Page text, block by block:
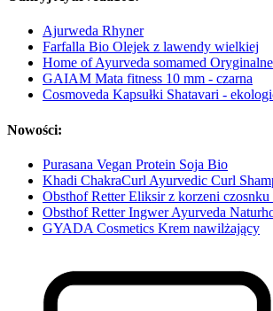
Ajurweda Rhyner
Farfalla Bio Olejek z lawendy wielkiej
Home of Ayurveda somamed
GAIAM Mata fitness 10 mm - czarna
Cosmoveda Kapsułki Shatavari -
Nowości:
Purasana Vegan Protein Soja Bio
Khadi ChakraCurl Ayurvedic Curl
Obsthof Retter Eliksir z korzeni
Obsthof Retter Ingwer Ayurveda
GYADA Cosmetics Krem nawilżający